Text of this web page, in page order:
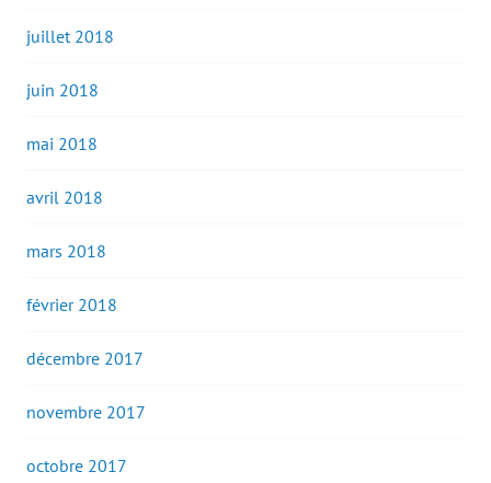
juillet 2018
juin 2018
mai 2018
avril 2018
mars 2018
février 2018
décembre 2017
novembre 2017
octobre 2017